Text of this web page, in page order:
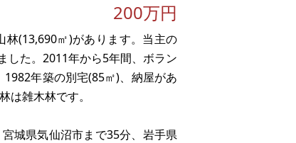
200万円
(13,690㎡)があります。当主の
した。2011年から5年間、ボラン
年築の別宅(85㎡)、納屋があ
は雑木林です。
城県気仙沼市まで35分、岩手県